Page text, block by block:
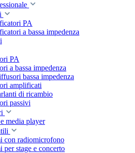
PA
a bassa impedenza
PA
a bassa impedenza
bassa impedenza
amplificati
di ricambio
passivi
media player
con radiomicrofono
per stage e concerto